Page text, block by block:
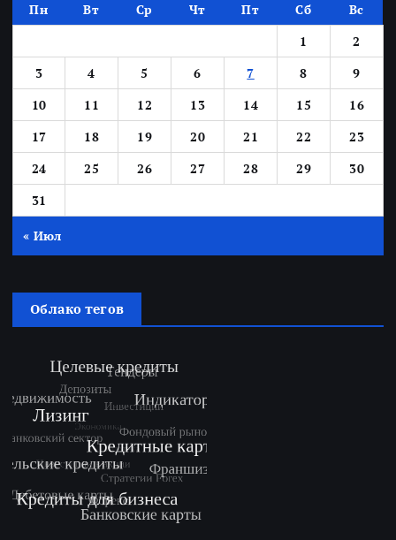
Пн Вт Ср Чт Пт Сб
Вс
1
2
3
4 5 6 7 8
9
10
11 12 13 14 15
16
17
18 19 20 21 22
23
24
25 26 27 28 29
30
31
« Июл
Облако тегов